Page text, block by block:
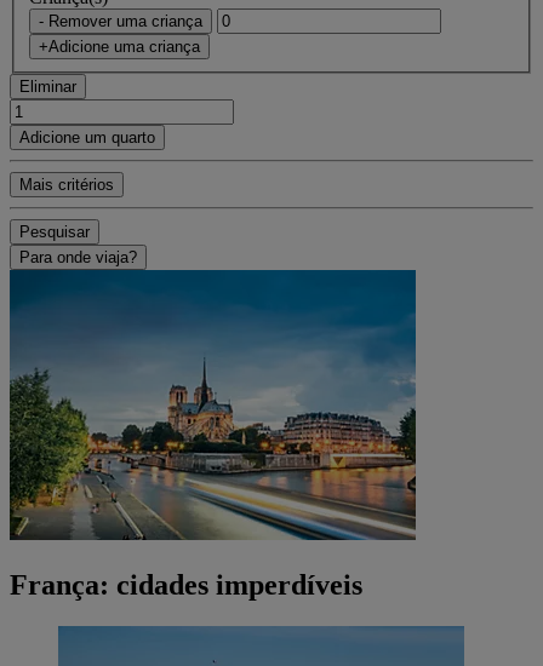
- Remover uma criança
+Adicione uma criança
Eliminar
Adicione um quarto
Mais critérios
Pesquisar
Para onde viaja?
França: cidades imperdíveis